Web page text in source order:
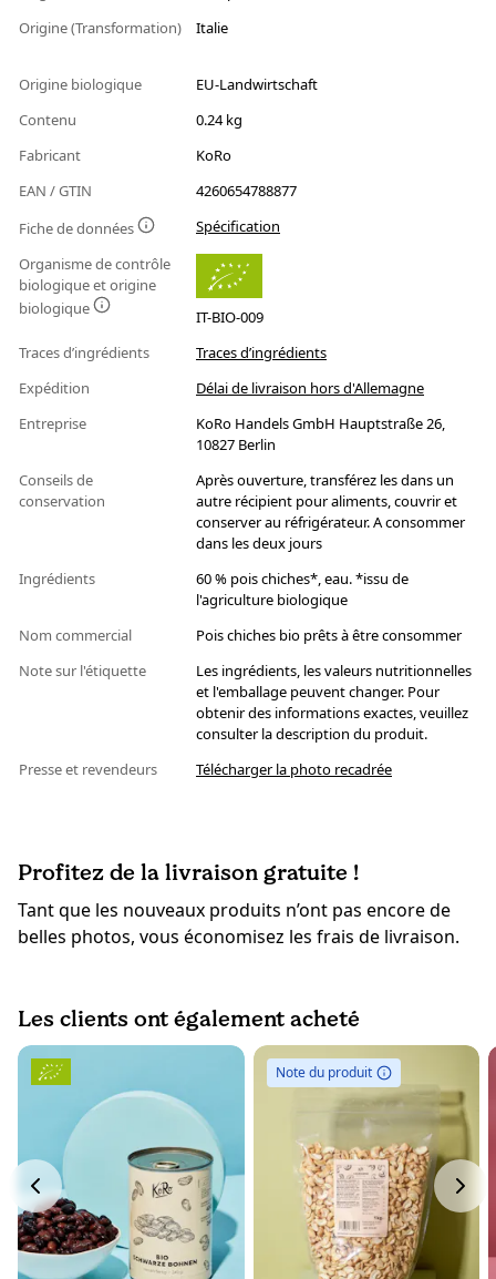
Origine (Transformation)
Italie
Origine biologique
EU-Landwirtschaft
Contenu
0.24 kg
Fabricant
KoRo
EAN / GTIN
4260654788877
Fiche de données
Spécification
Organisme de contrôle
biologique et origine
biologique
IT-BIO-009
Traces d’ingrédients
Traces d’ingrédients
Expédition
Délai de livraison hors d'Allemagne
Entreprise
KoRo Handels GmbH Hauptstraße 26,
10827 Berlin
Conseils de
conservation
Après ouverture, transférez les dans un
autre récipient pour aliments, couvrir et
conserver au réfrigérateur. A consommer
dans les deux jours
Ingrédients
60 % pois chiches*, eau. *issu de
l'agriculture biologique
Nom commercial
Pois chiches bio prêts à être consommer
Note sur l'étiquette
Les ingrédients, les valeurs nutritionnelles
et l'emballage peuvent changer. Pour
obtenir des informations exactes, veuillez
consulter la description du produit.
Presse et revendeurs
Télécharger la photo recadrée
Profitez de la livraison gratuite !
Tant que les nouveaux produits n’ont pas encore de
belles photos, vous économisez les frais de livraison.
Les clients ont également acheté
Note du produit